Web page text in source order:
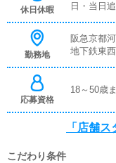
休日休暇
日・当日
勤務地
阪急京都
地下鉄東
応募資格
18～50歳
「店舗ス
こだわり条件